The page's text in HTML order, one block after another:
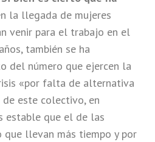
la llegada de mujeres
venir para el trabajo en el
también se ha
del número que ejercen la
«por falta de alternativa
este colectivo, en
estable que el de las
que llevan más tiempo y por